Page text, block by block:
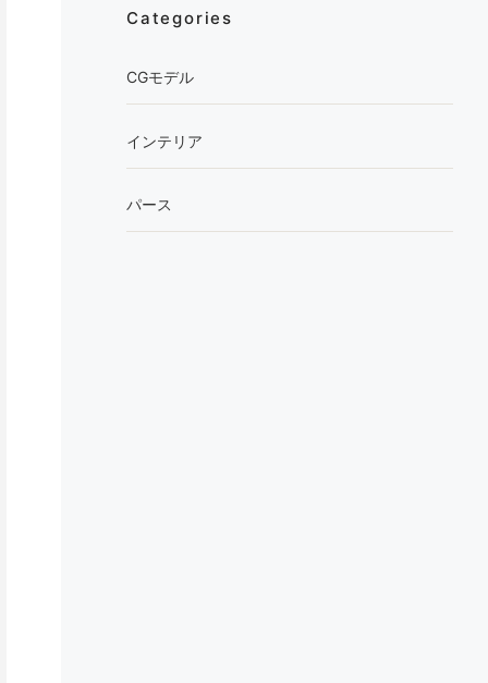
Categories
CGモデル
インテリア
パース